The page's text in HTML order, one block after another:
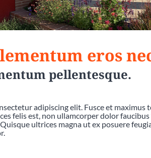
eros
pellentesque.
adipiscing elit. Fusce et maximus
felis est, non ullamcorper dolor
ultrices magna ut ex posuere